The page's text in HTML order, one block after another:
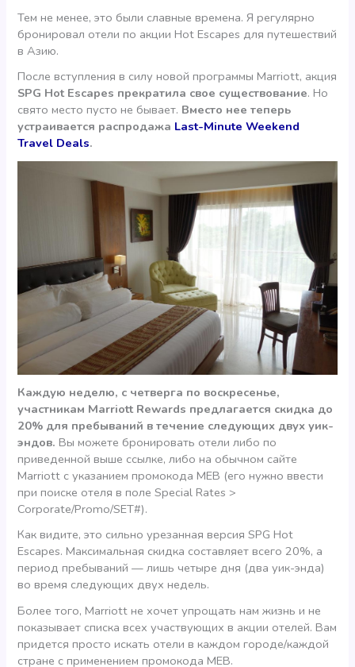
Тем не менее, это были славные времена. Я регулярно
бронировал отели по акции Hot Escapes для путешествий
в Азию.
После вступления в силу новой программы Marriott, акция
SPG Hot Escapes прекратила свое существование. Но
свято место пусто не бывает. Вместо нее теперь
устраивается распродажа Last-Minute Weekend
Travel Deals.
Каждую неделю, с четверга по воскресенье,
участникам Marriott Rewards предлагается скидка до
20% для пребываний в течение следующих двух уик-
эндов. Вы можете бронировать отели либо по
приведенной выше ссылке, либо на обычном сайте
Marriott с указанием промокода MEB (его нужно ввести
при поиске отеля в поле Special Rates >
Corporate/Promo/SET#).
Как видите, это сильно урезанная версия SPG Hot
Escapes. Максимальная скидка составляет всего 20%, а
период пребываний — лишь четыре дня (два уик-энда)
во время следующих двух недель.
Более того, Marriott не хочет упрощать нам жизнь и не
показывает списка всех участвующих в акции отелей. Вам
придется просто искать отели в каждом городе/каждой
стране с применением промокода MEB.